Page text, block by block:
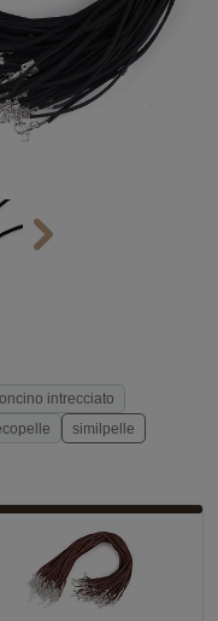
intrecciato
similpelle